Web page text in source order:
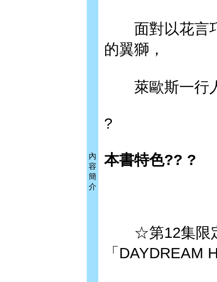
內
容
簡
介
面對以花言巧
的翼獅，
萊歐斯一行人
?
本書特色?? ?
☆第12集限定
「DAYDREAM